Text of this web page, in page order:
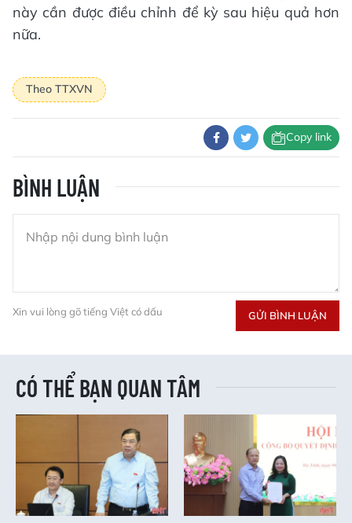
này cần được điều chỉnh để kỳ sau hiệu quả hơn
nữa.
Theo TTXVN
Copy link
BÌNH LUẬN
Xin vui lòng gõ tiếng Việt có dấu GỬI BÌNH LUẬN
CÓ THỂ BẠN QUAN TÂM